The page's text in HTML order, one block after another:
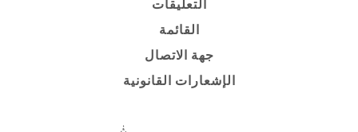
التعليقات
القائمة
جهة الاتصال
الإشعارات القانونية